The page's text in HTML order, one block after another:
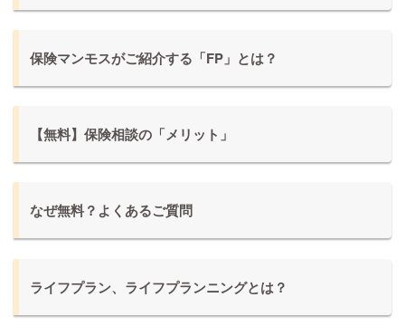
保険マンモスがご紹介する「FP」とは？
【無料】保険相談の「メリット」
なぜ無料？よくあるご質問
ライフプラン、ライフプランニングとは？